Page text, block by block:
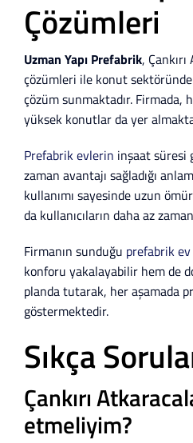
Çözümleri
Uzman Yapı Prefabrik,
çözümleri ile konut
çözüm sunmaktadır. Firmada,
yüksek konutlar da yer
Prefabrik evlerin inşaat süresi
zaman avantajı sağladığı
kullanımı sayesinde uzun
da kullanıcıların daha az
Firmanın sunduğu prefabrik ev
konforu yakalayabilir hem de
planda tutarak, her aşamada
göstermektedir.
Sıkça
Çankırı
etmeliyim?